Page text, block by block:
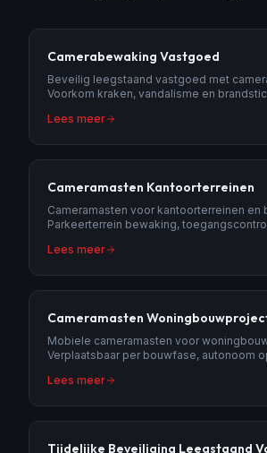
Camerabewaking Vastgoed
Beveilig leegstaand vastgoed met
Voorkom kraken, vandalisme en
Lees meer
Cameramasten Kantoorterreinen
Cameramasten voor kantoorterreinen en
Parkeerterrein bewaking,
Lees meer
Cameramasten
Mobiele cameramasten voor
Verplaatsbaar per bouwfase, autonoom
Lees meer
Tijdelijke Beveiliging Leegstaand